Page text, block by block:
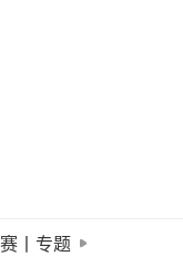
间！
丨专题